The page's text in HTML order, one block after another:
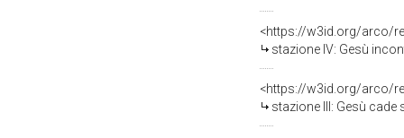
<https://w3id.org/arco/
stazione IV: Gesù
<https://w3id.org/arco/
stazione III: Gesù